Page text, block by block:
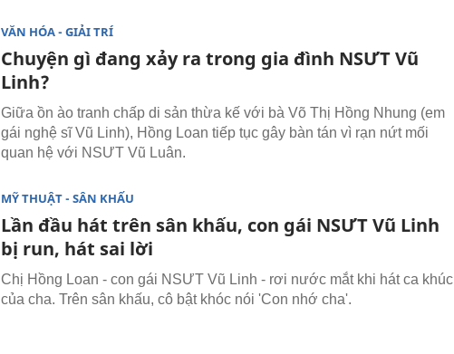
VĂN HÓA - GIẢI TRÍ
Chuyện gì đang xảy ra trong gia đình NSƯT Vũ
Linh?
Giữa ồn ào tranh chấp di sản thừa kế với bà Võ Thị Hồng Nhung (em
gái nghệ sĩ Vũ Linh), Hồng Loan tiếp tục gây bàn tán vì rạn nứt mối
quan hệ với NSƯT Vũ Luân.
MỸ THUẬT - SÂN KHẤU
Lần đầu hát trên sân khấu, con gái NSƯT Vũ Linh
bị run, hát sai lời
Chị Hồng Loan - con gái NSƯT Vũ Linh - rơi nước mắt khi hát ca khúc
của cha. Trên sân khấu, cô bật khóc nói 'Con nhớ cha'.